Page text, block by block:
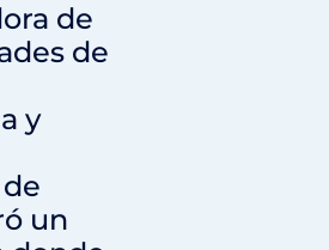
de
de
y
un